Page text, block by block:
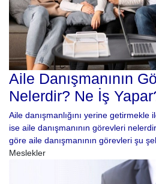
Aile Danışmanının
Nelerdir? Ne İş
Aile danışmanlığını yerine
ise aile danışmanının görevleri
göre aile danışmanının görevleri şu
Meslekler